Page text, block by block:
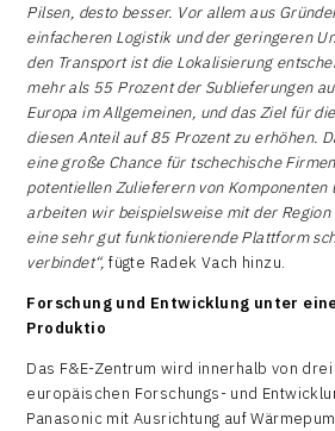
Pilsen, desto besser. Vor allem aus
einfacheren Logistik und der geringeren
den Transport ist die Lokalisierung
mehr als 55 Prozent der Sublieferungen
Europa im Allgemeinen, und das Ziel für
diesen Anteil auf 85 Prozent zu erhöhen.
eine große Chance für tschechische
potentiellen Zulieferern von Komponenten
arbeiten wir beispielsweise mit der Region
eine sehr gut funktionierende Plattform
verbindet“,fügte Radek Vach hinzu.
Forschung und Entwicklung unter
Produktio
Das F&E-Zentrum wird innerhalb von
europäischen Forschungs- und
Panasonic mit Ausrichtung auf